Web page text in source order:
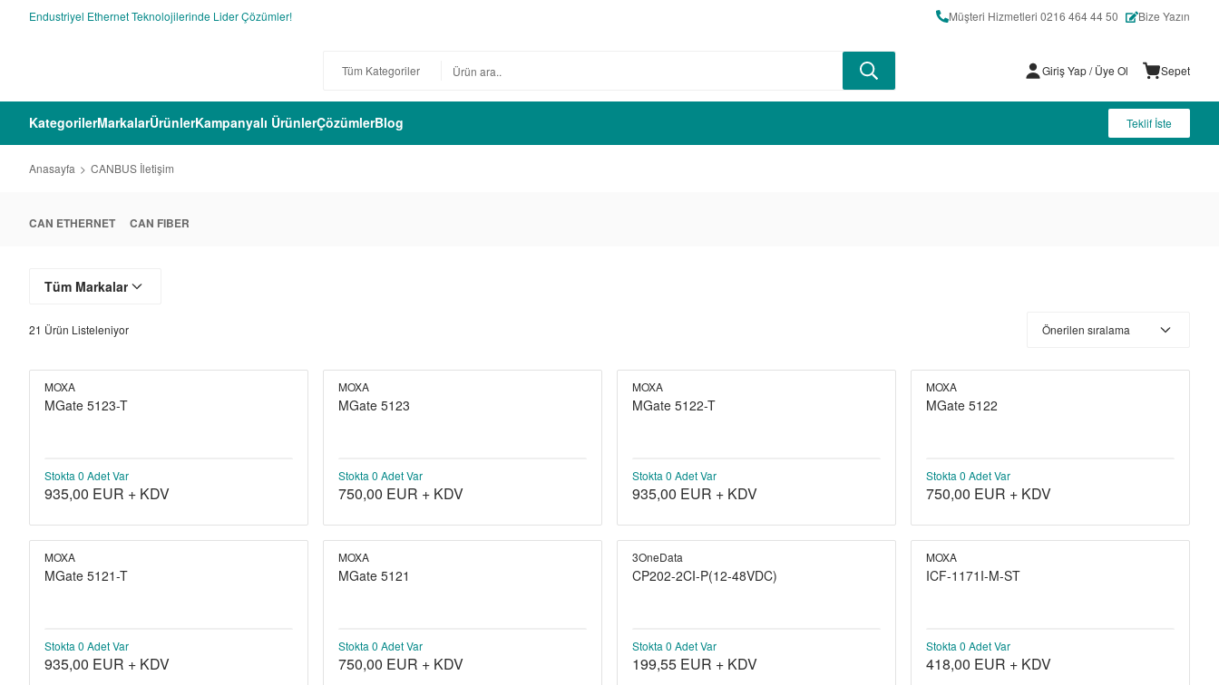
Endustriyel Ethernet Teknolojilerinde Lider Çözümler! Müşteri Hizmetleri 0216 464 44 50 Bize Yazın
Giriş Yap/ Üye Ol Sepet
KategorilerMarkalarÜrünlerKampanyalı ÜrünlerÇözümlerBlog Teklif İste
Anasayfa CANBUS İletişim
CAN ETHERNET CAN FIBER
Tüm Markalar
21 Ürün Listeleniyor
MOXA
MGate 5123-T
Stokta 0 Adet Var
935,00 EUR + KDV
MOXA
MGate 5123
Stokta 0 Adet Var
750,00 EUR + KDV
MOXA
MGate 5122-T
Stokta 0 Adet Var
935,00 EUR + KDV
MOXA
MGate 5122
Stokta 0 Adet Var
750,00 EUR + KDV
MOXA
MGate 5121-T
Stokta 0 Adet Var
935,00 EUR + KDV
MOXA
MGate 5121
Stokta 0 Adet Var
750,00 EUR + KDV
3OneData
CP202-2CI-P(12-48VDC)
Stokta 0 Adet Var
199,55 EUR + KDV
MOXA
ICF-1171I-M-ST
Stokta 0 Adet Var
418,00 EUR + KDV